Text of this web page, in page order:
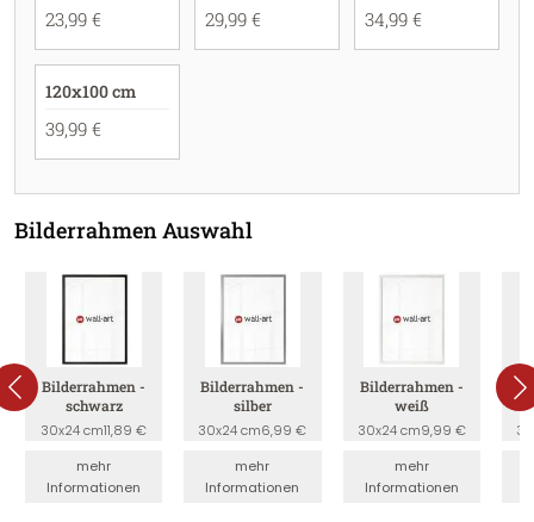
23,99 € 29,99 € 34,99 €
120x100 cm
39,99 €
Bilderrahmen Auswahl
Bilderrahmen -
schwarz
30x24 cm11,89 €
mehr
Informationen
Bilderrahmen -
silber
30x24 cm6,99 €
mehr
Informationen
Bilderrahmen -
weiß
30x24 cm9,99 €
mehr
Informationen